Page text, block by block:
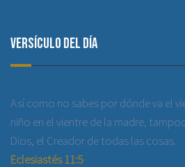
Versículo del día
Así como no sabes por dónde va el
niño en el vientre de la madre,
Dios, el Creador de todas las cosas.
Eclesiastés 11:5